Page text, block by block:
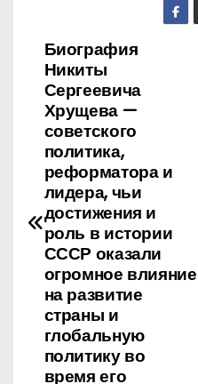
НБиография
Никиты
Сергеевича
Хрущева —
советского
политика,
реформатора и
лидера, чьи
достижения и
роль в истории
СССР оказали
огромное влияние
на развитие
страны и
глобальную
политику во
время его